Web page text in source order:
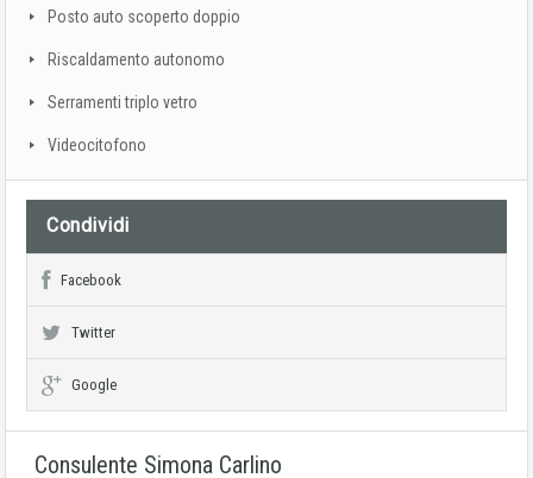
Posto auto scoperto doppio
Riscaldamento autonomo
Serramenti triplo vetro
Videocitofono
Condividi
Facebook
Twitter
Google
Consulente Simona Carlino